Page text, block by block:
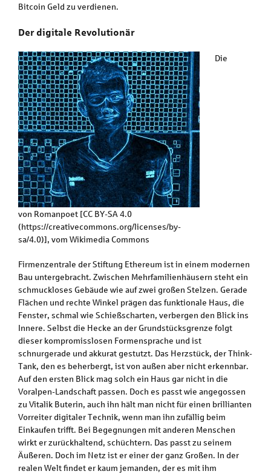
Bitcoin Geld zu verdienen.
Der digitale Revolutionär
von Romanpoet [CC BY-SA 4.0
(https://creativecommons.org/licenses/by-
sa/4.0)], vom Wikimedia Commons
Die
Firmenzentrale der Stiftung Ethereum ist in einem modernen
Bau untergebracht. Zwischen Mehrfamilienhäusern steht ein
schmuckloses Gebäude wie auf zwei großen Stelzen. Gerade
Flächen und rechte Winkel prägen das funktionale Haus, die
Fenster, schmal wie Schießscharten, verbergen den Blick ins
Innere. Selbst die Hecke an der Grundstücksgrenze folgt
dieser kompromisslosen Formensprache und ist
schnurgerade und akkurat gestutzt. Das Herzstück, der Think-
Tank, den es beherbergt, ist von außen aber nicht erkennbar.
Auf den ersten Blick mag solch ein Haus gar nicht in die
Voralpen-Landschaft passen. Doch es passt wie angegossen
zu Vitalik Buterin, auch ihn hält man nicht für einen brillianten
Vorreiter digitaler Technik, wenn man ihn zufällig beim
Einkaufen trifft. Bei Begegnungen mit anderen Menschen
wirkt er zurückhaltend, schüchtern. Das passt zu seinem
Äußeren. Doch im Netz ist er einer der ganz Großen. In der
realen Welt findet er kaum jemanden, der es mit ihm